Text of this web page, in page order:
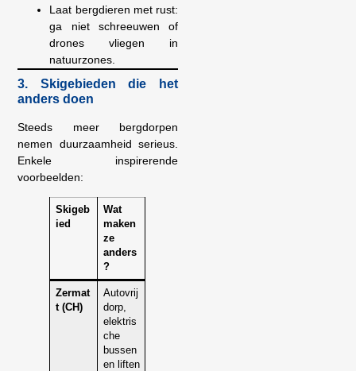
Laat bergdieren met rust:
ga niet schreeuwen of
drones vliegen in
natuurzones.
3. Skigebieden die het
anders doen
Steeds meer bergdorpen
nemen duurzaamheid serieus.
Enkele inspirerende
voorbeelden:
Skigeb
ied
Wat
maken
ze
anders
?
Zermat
t (CH)
Autovrij
dorp,
elektris
che
bussen
en liften